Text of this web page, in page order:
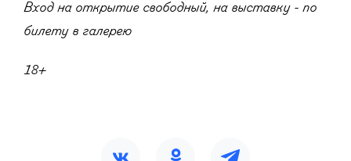
Вход на открытие свободный, на выставку - по
билету в галерею
18+